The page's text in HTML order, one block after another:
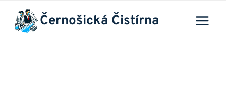
Přeskočit
obsah
Černošická Čistírna